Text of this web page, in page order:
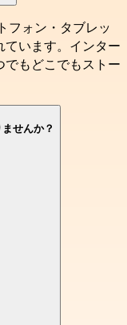
フォン・タブレッ
ています。インター
もどこでもストー
せんか？